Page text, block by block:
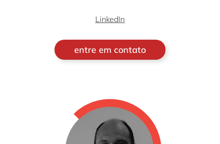
LinkedIn
entre em contato